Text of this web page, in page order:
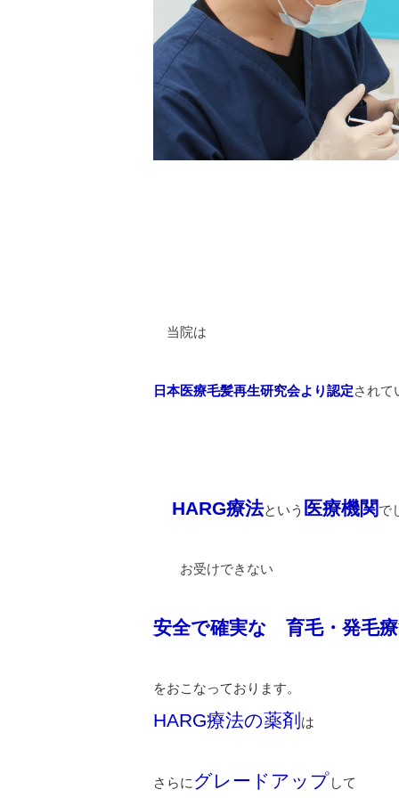
当院は
日本医療毛髪再生研究会より認定されて
HARG療法という 医療機関で
お受けできない
安全で確実な 育毛・発毛
をおこなっております。
HARG療法の薬剤 は
さらに グレードアップして